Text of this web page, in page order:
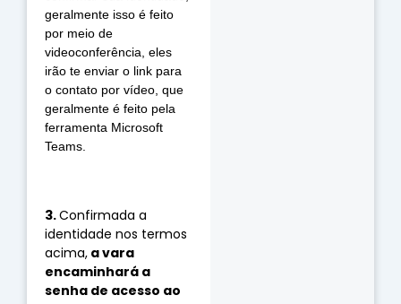
geralmente isso é feito
por meio de
videoconferência, eles
irão te enviar o link para
o contato por vídeo, que
geralmente é feito pela
ferramenta Microsoft
Teams.
3. Confirmada a
identidade nos termos
acima, a vara
encaminhará a
senha de acesso ao